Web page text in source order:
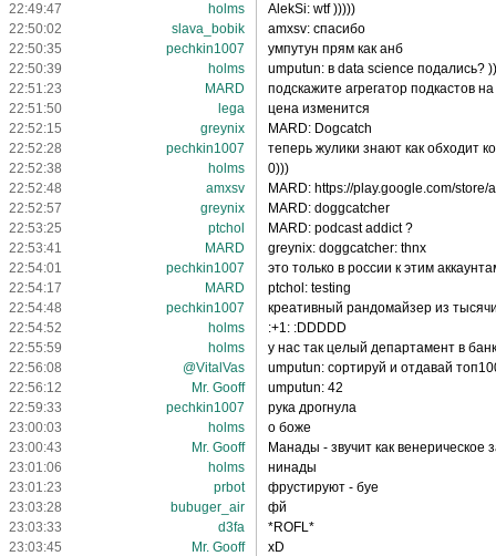
22:49:47
holms
AlekSi: wtf )))))
22:50:02
slava_bobik
amxsv: спасибо
22:50:35
pechkin1007
умпутун прям как анб
22:50:39
holms
umputun: в data science подались?
22:51:23
MARD
подскажите агрегатор подкастов
22:51:50
lega
цена изменится
22:52:15
greynix
MARD: Dogcatch
22:52:28
pechkin1007
теперь жулики знают как обходит
22:52:38
holms
0)))
22:52:48
amxsv
MARD: https://play.google.com/
22:52:57
greynix
MARD: doggcatcher
22:53:25
ptchol
MARD: podcast addict ?
22:53:41
MARD
greynix: doggcatcher: thnx
22:54:01
pechkin1007
это только в россии к этим
22:54:17
MARD
ptchol: testing
22:54:48
pechkin1007
креативный рандомайзер из
22:54:52
holms
:+1: :DDDDD
22:55:59
holms
у нас так целый департамент в
22:56:08
@VitalVas
umputun: сортируй и отдавай
22:56:12
Mr. Gooff
umputun: 42
22:59:33
pechkin1007
рука дрогнула
23:00:03
holms
о боже
23:00:43
Mr. Gooff
Манады - звучит как венерическое
23:01:06
holms
нинады
23:01:23
prbot
фрустируют - буе
23:03:28
bubuger_air
фй
23:03:33
d3fa
*ROFL*
23:03:45
Mr. Gooff
xD